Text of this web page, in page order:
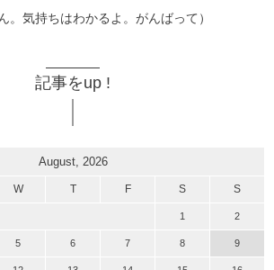
。気持ちはわかるよ。がんばって）
記事をup !
August, 2026
W T F S S
1 2
5 6 7 8 9